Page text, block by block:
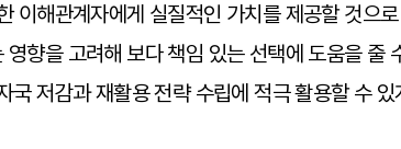
이해관계자에게 실질적인 가치를 제공할 것으
향을 고려해 보다 책임 있는 선택에 도움을 줄
저감과 재활용 전략 수립에 적극 활용할 수 있